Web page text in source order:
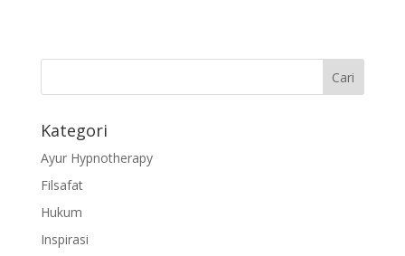
Kategori
Ayur Hypnotherapy
Filsafat
Hukum
Inspirasi